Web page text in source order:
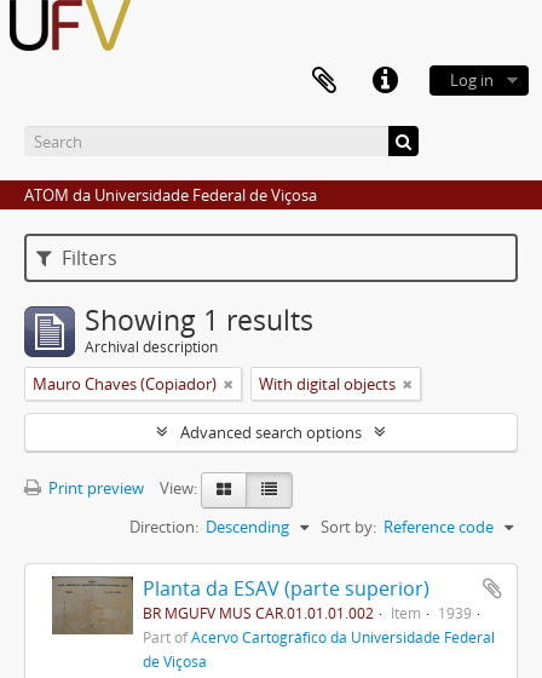
Log in
ATOM da Universidade Federal de Viçosa
Filters
Showing 1 results
Archival description
Mauro Chaves (Copiador) With digital objects
Advanced search options
Print preview
View:
Sort by: Reference code
Direction: Descending
Planta da ESAV (parte superior)
BR MGUFV MUS CAR.01.01.01.002 Item
1939
Part ofAcervo Cartográfico da Universidade Federal
de Viçosa